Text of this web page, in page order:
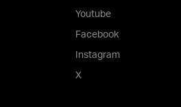
Youtube
Facebook
Instagram
X